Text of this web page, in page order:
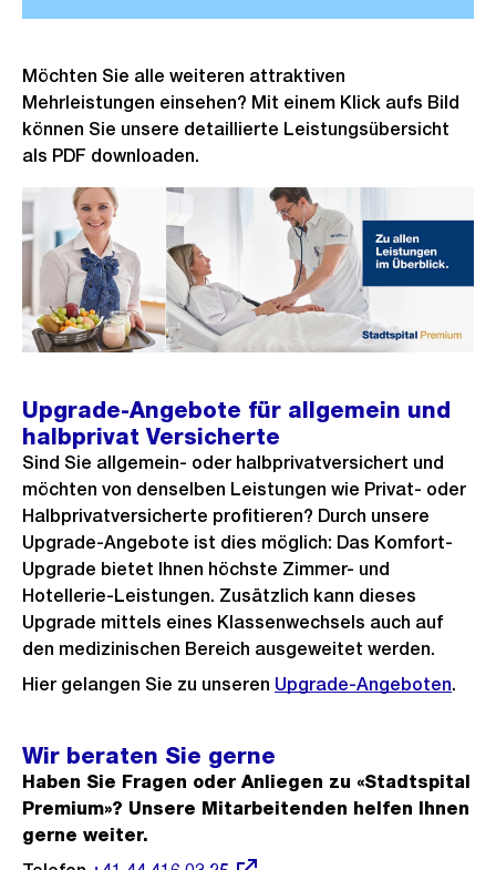
Möchten Sie alle weiteren attraktiven
Mehrleistungen einsehen? Mit einem Klick aufs Bild
können Sie unsere detaillierte Leistungsübersicht
als PDF downloaden.
Upgrade-Angebote für allgemein und
halbprivat Versicherte
Sind Sie allgemein- oder halbprivatversichert und
möchten von denselben Leistungen wie Privat- oder
Halbprivatversicherte profitieren? Durch unsere
Upgrade-Angebote ist dies möglich: Das Komfort-
Upgrade bietet Ihnen höchste Zimmer- und
Hotellerie-Leistungen. Zusätzlich kann dieses
Upgrade mittels eines Klassenwechsels auch auf
den medizinischen Bereich ausgeweitet werden.
Hier gelangen Sie zu unseren Upgrade-Angeboten.
Wir beraten Sie gerne
Haben Sie Fragen oder Anliegen zu «Stadtspital
Premium»? Unsere Mitarbeitenden helfen Ihnen
gerne weiter.